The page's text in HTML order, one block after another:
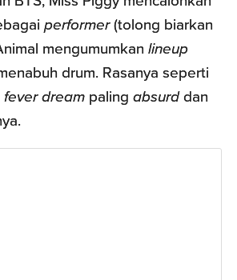
performer(tolong biarkan
mengumumkanlineup
drum. Rasanya seperti
fever dream palingabsurddan